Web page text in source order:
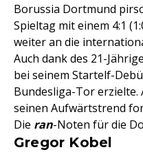
Borussia Dortmund
Spieltag mit einem 4:1
weiter an die
Auch dank des 21-
bei seinem Startelf-
Bundesliga-Tor erzielte.
seinen Aufwärtstrend
Die ran-Noten für die
Gregor Kobel